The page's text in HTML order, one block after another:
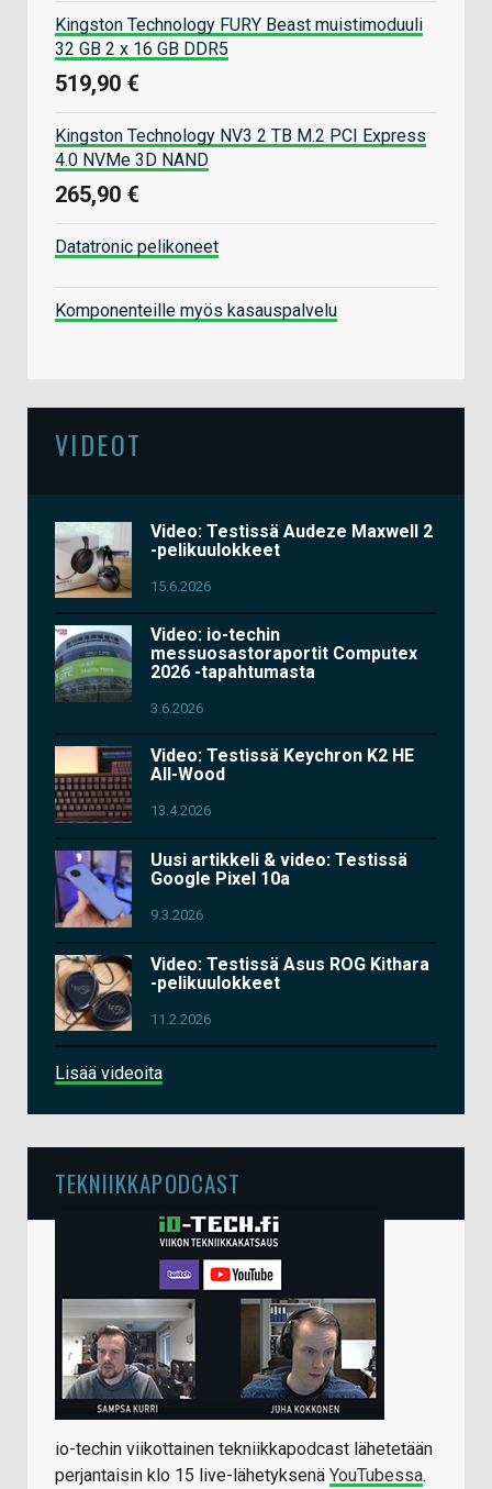
Kingston Technology FURY Beast muistimoduuli
32 GB 2 x 16 GB DDR5
519,90 €
Kingston Technology NV3 2 TB M.2 PCI Express
4.0 NVMe 3D NAND
265,90 €
Datatronic pelikoneet
Komponenteille myös kasauspalvelu
VIDEOT
Video: Testissä Audeze Maxwell 2
-pelikuulokkeet
15.6.2026
Video: io-techin
messuosastoraportit Computex
2026 -tapahtumasta
3.6.2026
Video: Testissä Keychron K2 HE
All-Wood
13.4.2026
Uusi artikkeli & video: Testissä
Google Pixel 10a
9.3.2026
Video: Testissä Asus ROG Kithara
-pelikuulokkeet
11.2.2026
Lisää videoita
TEKNIIKKAPODCAST
io-techin viikottainen tekniikkapodcast lähetetään
perjantaisin klo 15 live-lähetyksenä YouTubessa.